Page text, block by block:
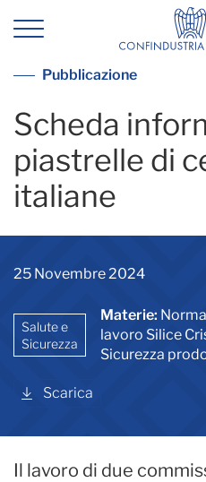
Scheda prodotto IT
Vai alla lista
Pubblicazione
Scheda
piastrelle di
italiane
25 Novembre 2024
Salute e
Sicurezza
Materie:
lavoro Silice
Sicurezza
Scarica
Il lavoro di due